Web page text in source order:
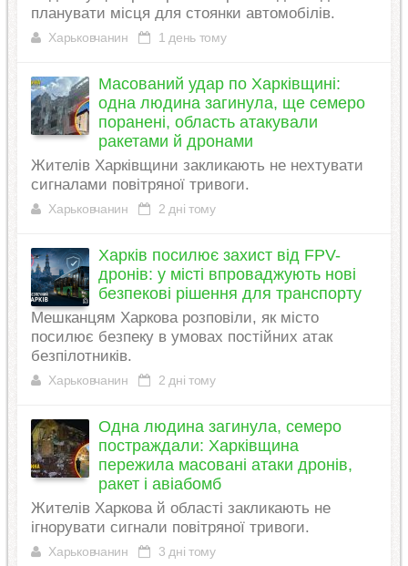
планувати місця для стоянки автомобілів.
Харьковчанин 1 день тому
Масований удар по Харківщині:
одна людина загинула, ще семеро
поранені, область атакували
ракетами й дронами
Жителів Харківщини закликають не нехтувати
сигналами повітряної тривоги.
Харьковчанин 2 дні тому
Харків посилює захист від FPV-
дронів: у місті впроваджують нові
безпекові рішення для транспорту
Мешканцям Харкова розповіли, як місто
посилює безпеку в умовах постійних атак
безпілотників.
Харьковчанин 2 дні тому
Одна людина загинула, семеро
постраждали: Харківщина
пережила масовані атаки дронів,
ракет і авіабомб
Жителів Харкова й області закликають не
ігнорувати сигнали повітряної тривоги.
Харьковчанин 3 дні тому